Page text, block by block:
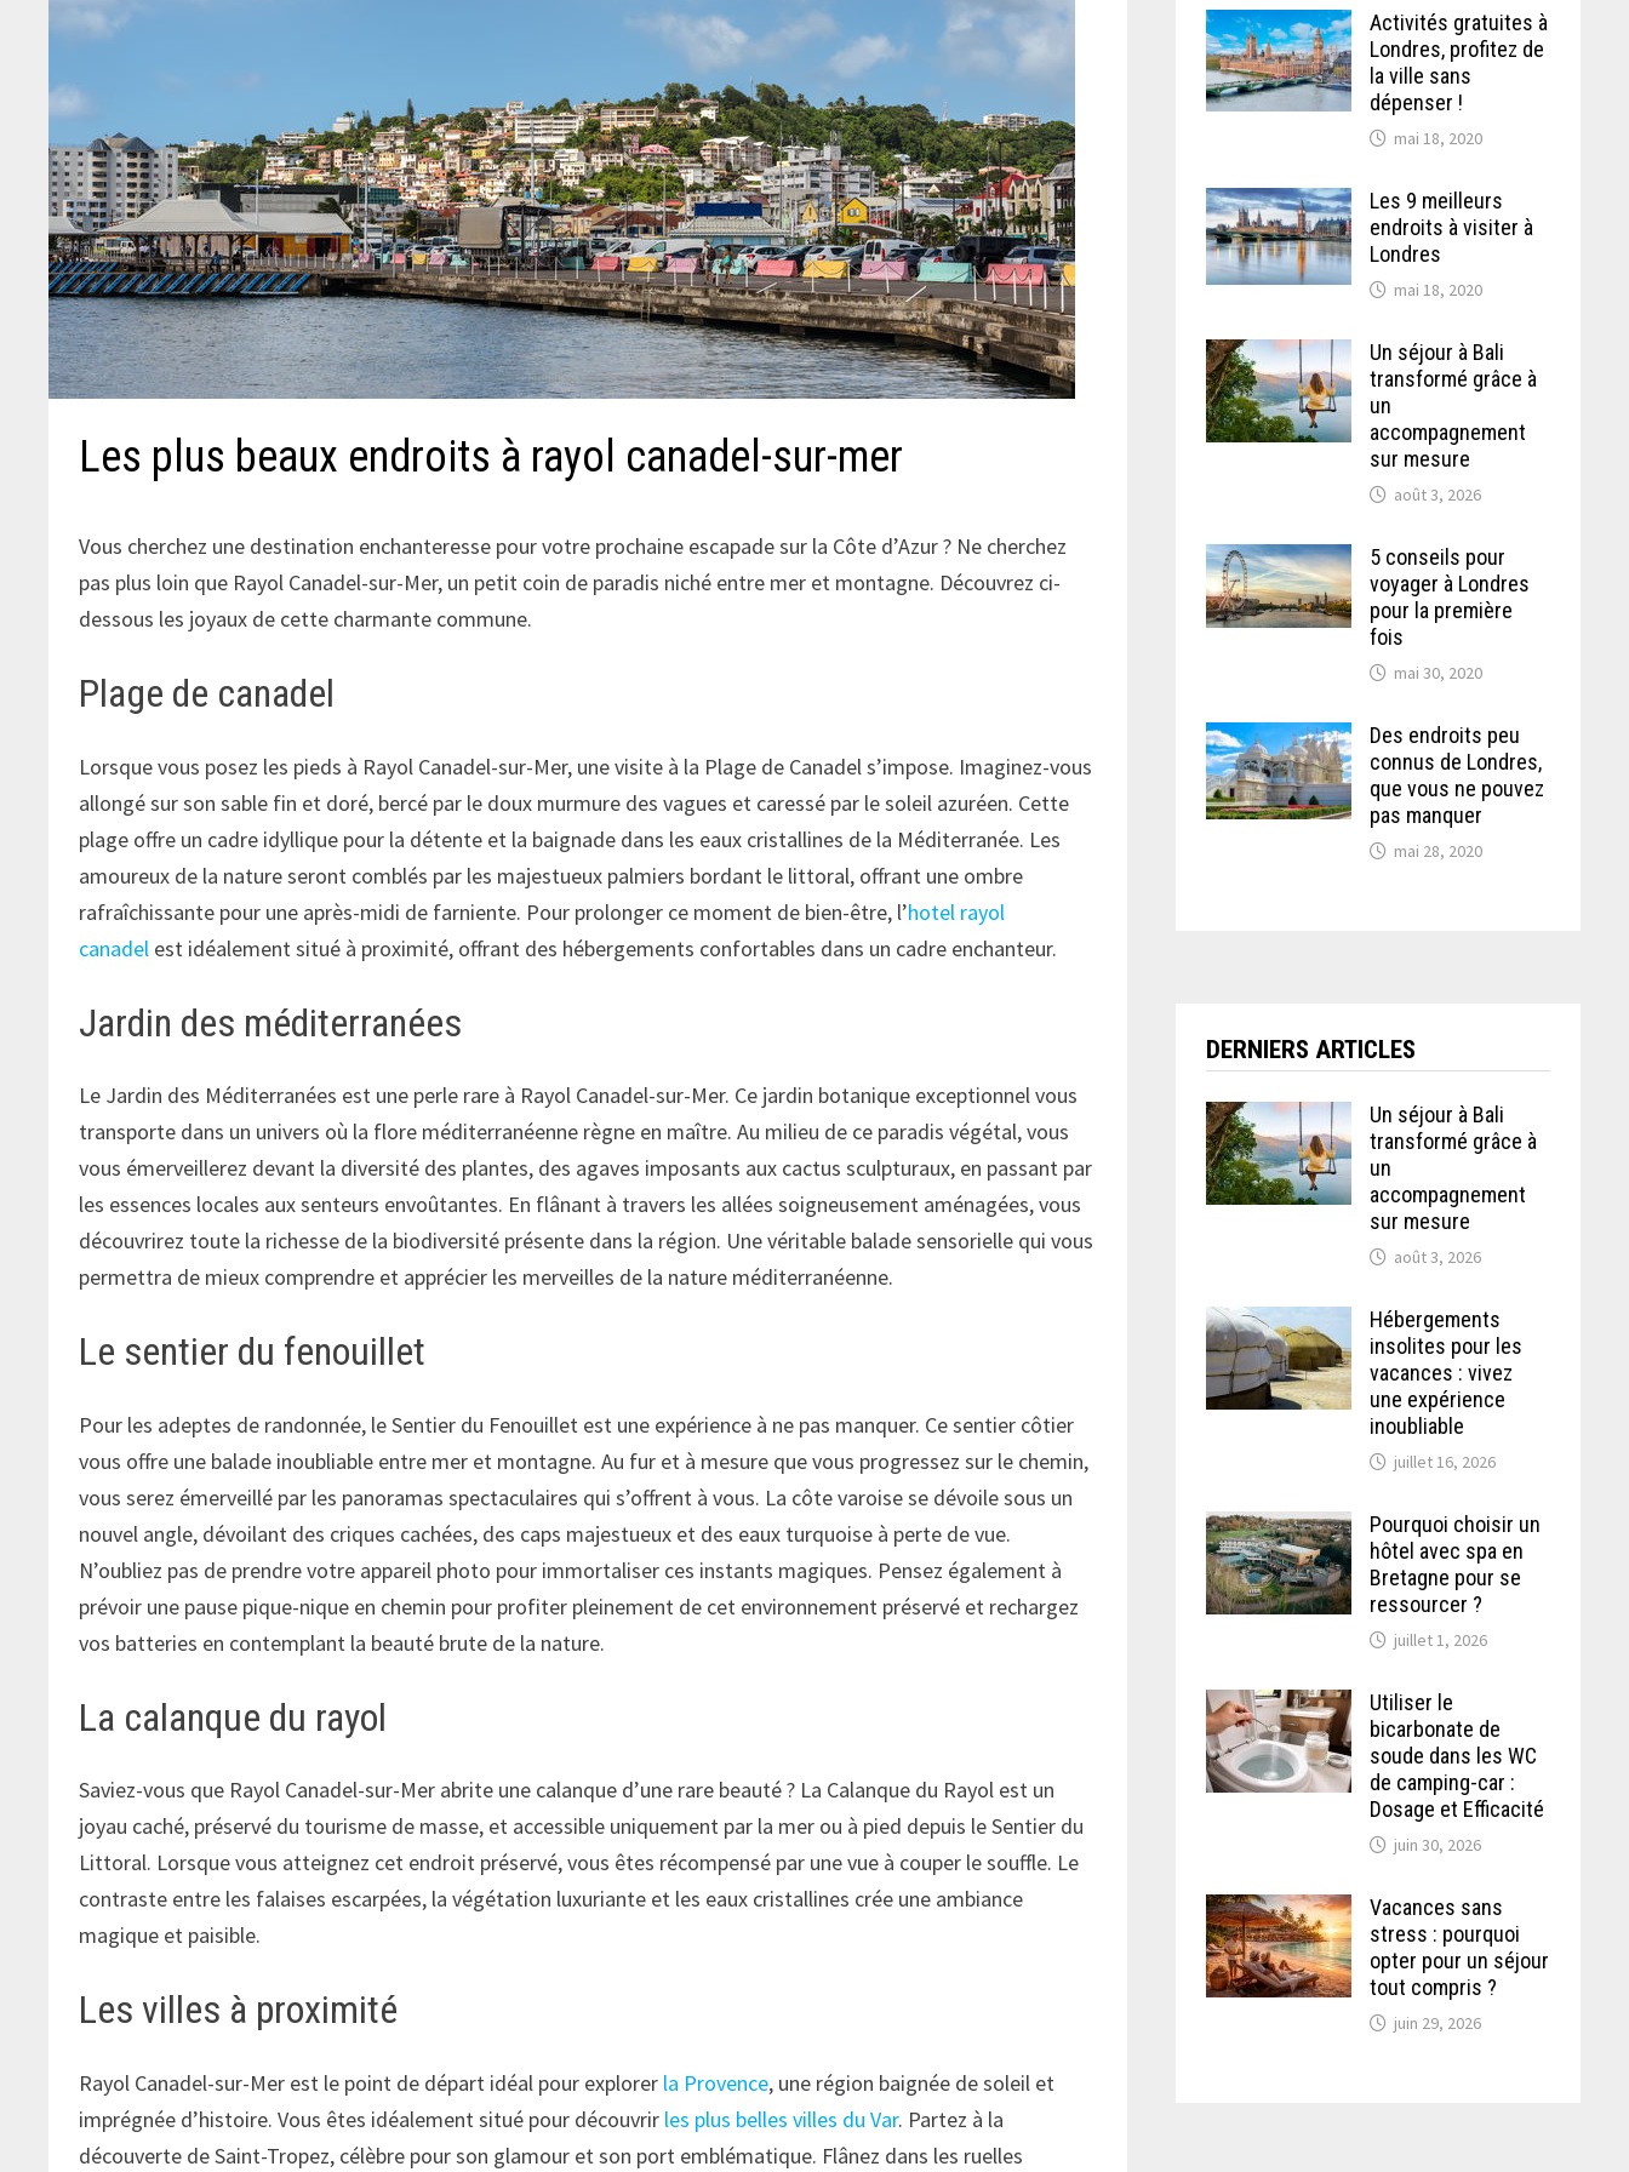
Les plus beaux endroits à rayol canadel-sur-mer
Vous cherchez une destination enchanteresse pour votre prochaine escapade sur la Côte d’Azur ? Ne cherchez
pas plus loin que Rayol Canadel-sur-Mer, un petit coin de paradis niché entre mer et montagne. Découvrez ci-
dessous les joyaux de cette charmante commune.
Plage de canadel
Lorsque vous posez les pieds à Rayol Canadel-sur-Mer, une visite à la Plage de Canadel s’impose. Imaginez-vous
allongé sur son sable fin et doré, bercé par le doux murmure des vagues et caressé par le soleil azuréen. Cette
plage offre un cadre idyllique pour la détente et la baignade dans les eaux cristallines de la Méditerranée. Les
amoureux de la nature seront comblés par les majestueux palmiers bordant le littoral, offrant une ombre
rafraîchissante pour une après-midi de farniente. Pour prolonger ce moment de bien-être, l’hotel rayol
canadel est idéalement situé à proximité, offrant des hébergements confortables dans un cadre enchanteur.
Jardin des méditerranées
Le Jardin des Méditerranées est une perle rare à Rayol Canadel-sur-Mer. Ce jardin botanique exceptionnel vous
transporte dans un univers où la flore méditerranéenne règne en maître. Au milieu de ce paradis végétal, vous
vous émerveillerez devant la diversité des plantes, des agaves imposants aux cactus sculpturaux, en passant par
les essences locales aux senteurs envoûtantes. En flânant à travers les allées soigneusement aménagées, vous
découvrirez toute la richesse de la biodiversité présente dans la région. Une véritable balade sensorielle qui vous
permettra de mieux comprendre et apprécier les merveilles de la nature méditerranéenne.
Le sentier du fenouillet
Pour les adeptes de randonnée, le Sentier du Fenouillet est une expérience à ne pas manquer. Ce sentier côtier
vous offre une balade inoubliable entre mer et montagne. Au fur et à mesure que vous progressez sur le chemin,
vous serez émerveillé par les panoramas spectaculaires qui s’offrent à vous. La côte varoise se dévoile sous un
nouvel angle, dévoilant des criques cachées, des caps majestueux et des eaux turquoise à perte de vue.
N’oubliez pas de prendre votre appareil photo pour immortaliser ces instants magiques. Pensez également à
prévoir une pause pique-nique en chemin pour profiter pleinement de cet environnement préservé et rechargez
vos batteries en contemplant la beauté brute de la nature.
La calanque du rayol
Saviez-vous que Rayol Canadel-sur-Mer abrite une calanque d’une rare beauté ? La Calanque du Rayol est un
joyau caché, préservé du tourisme de masse, et accessible uniquement par la mer ou à pied depuis le Sentier du
Littoral. Lorsque vous atteignez cet endroit préservé, vous êtes récompensé par une vue à couper le souffle. Le
contraste entre les falaises escarpées, la végétation luxuriante et les eaux cristallines crée une ambiance
magique et paisible.
Les villes à proximité
Rayol Canadel-sur-Mer est le point de départ idéal pour explorer la Provence, une région baignée de soleil et
imprégnée d’histoire. Vous êtes idéalement situé pour découvrir les plus belles villes du Var. Partez à la
découverte de Saint-Tropez, célèbre pour son glamour et son port emblématique. Flânez dans les ruelles
Activités gratuites à
Londres, profitez de
la ville sans
dépenser !
mai 18, 2020
Les 9 meilleurs
endroits à visiter à
Londres
mai 18, 2020
Un séjour à Bali
transformé grâce à
un
accompagnement
sur mesure
août 3, 2026
5 conseils pour
voyager à Londres
pour la première
fois
mai 30, 2020
Des endroits peu
connus de Londres,
que vous ne pouvez
pas manquer
mai 28, 2020
DERNIERS ARTICLES
Un séjour à Bali
transformé grâce à
un
accompagnement
sur mesure
août 3, 2026
Hébergements
insolites pour les
vacances : vivez
une expérience
inoubliable
juillet 16, 2026
Pourquoi choisir un
hôtel avec spa en
Bretagne pour se
ressourcer ?
juillet 1, 2026
Utiliser le
bicarbonate de
soude dans les WC
de camping-car :
Dosage et Efficacité
juin 30, 2026
Vacances sans
stress : pourquoi
opter pour un séjour
tout compris ?
juin 29, 2026